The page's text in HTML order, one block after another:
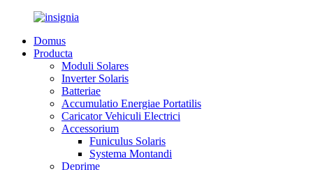
Domus
Producta
Moduli Solares
Inverter Solaris
Batteriae
Accumulatio Energiae Portatilis
Caricator Vehiculi Electrici
Accessorium
Funiculus Solaris
Systema Montandi
Deprime